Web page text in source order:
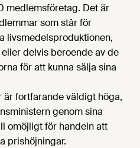
medlemsföretag. Det är
som står för
livsmedelsproduktionen,
delvis beroende av de
för att kunna sälja sina
är fortfarande väldigt höga,
genom sina
omöjligt för handeln att
prishöjningar.